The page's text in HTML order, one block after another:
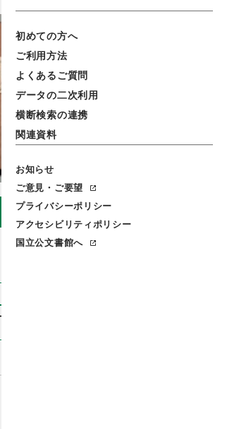
初めての方へ
ご利用方法
よくあるご質問
データの二次利用
横断検索の連携
関連資料
お知らせ
ご意見・ご要望
プライバシーポリシー
アクセシビリティポリシー
国立公文書館へ
閲覧
イブ